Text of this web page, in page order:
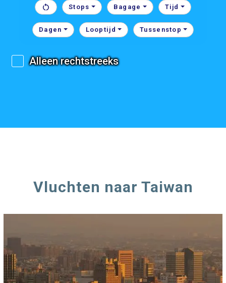
Stops Bagage Tijd
Dagen Looptijd Tussenstop
Alleen rechtstreeks
Vluchten naar Taiwan